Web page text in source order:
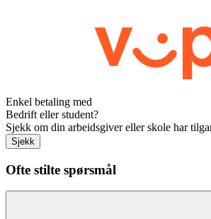
Enkel betaling med
Bedrift eller student?
Sjekk om din arbeidsgiver eller skole har
Sjekk
Ofte stilte spørsmål